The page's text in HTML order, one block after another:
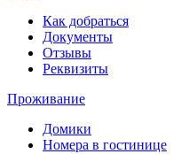
Как добраться
Документы
Отзывы
Реквизиты
Проживание
Домики
Номера в гостинице